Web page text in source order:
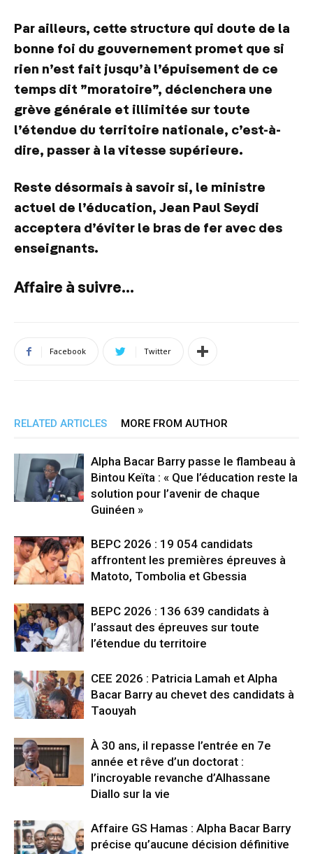
Par ailleurs, cette structure qui doute de la
bonne foi du gouvernement promet que si
rien n’est fait jusqu’à l’épuisement de ce
temps dit ”moratoire”, déclenchera une
grève générale et illimitée sur toute
l’étendue du territoire nationale, c’est-à-
dire, passer à la vitesse supérieure.
Reste désormais à savoir si, le ministre
actuel de l’éducation, Jean Paul Seydi
acceptera d’éviter le bras de fer avec des
enseignants.
Affaire à suivre…
Facebook Twitter
RELATED ARTICLES MORE FROM AUTHOR
Alpha Bacar Barry passe le flambeau à
Bintou Keïta : « Que l’éducation reste la
solution pour l’avenir de chaque
Guinéen »
BEPC 2026 : 19 054 candidats
affrontent les premières épreuves à
Matoto, Tombolia et Gbessia
BEPC 2026 : 136 639 candidats à
l’assaut des épreuves sur toute
l’étendue du territoire
CEE 2026 : Patricia Lamah et Alpha
Bacar Barry au chevet des candidats à
Taouyah
À 30 ans, il repasse l’entrée en 7e
année et rêve d’un doctorat :
l’incroyable revanche d’Alhassane
Diallo sur la vie
Affaire GS Hamas : Alpha Bacar Barry
précise qu’aucune décision définitive